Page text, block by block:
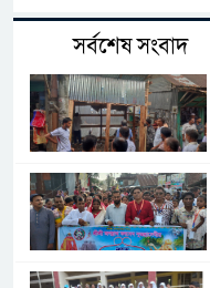
সর্বশেষ সংবাদ